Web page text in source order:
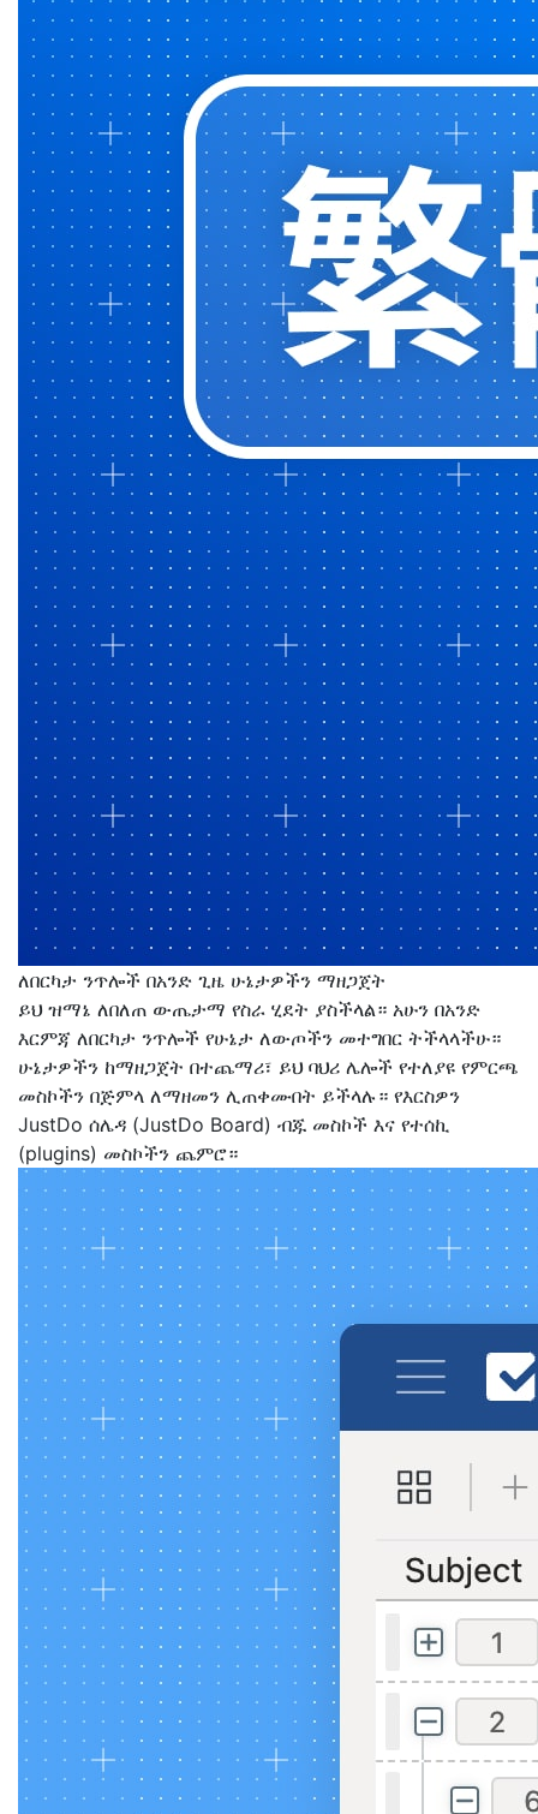
ለበርካታ ንጥሎች በአንድ ጊዜ ሁኔታዎችን ማዘጋጀት
ይህ ዝማኔ ለበለጠ ውጤታማ የስራ ሂደት ያስችላል። አሁን በአንድ
እርምጃ ለበርካታ ንጥሎች የሁኔታ ለውጦችን መተግበር ትችላላችሁ።
ሁኔታዎችን ከማዘጋጀት በተጨማሪ፣ ይህ ባህሪ ሌሎች የተለያዩ የምርጫ
መስኮችን በጅምላ ለማዘመን ሊጠቀሙበት ይችላሉ። የእርስዎን
JustDo ሰሌዳ (JustDo Board) ብጁ መስኮች እና የተሰኪ
(plugins) መስኮችን ጨምሮ።